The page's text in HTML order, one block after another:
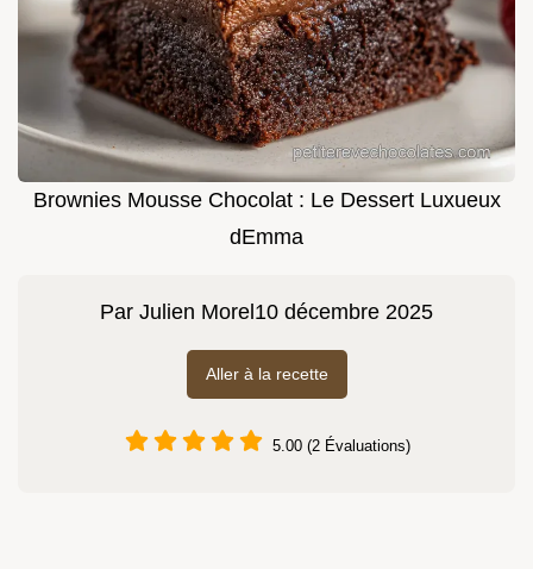
Brownies Mousse Chocolat : Le Dessert Luxueux
dEmma
Par Julien Morel 10 décembre 2025
Aller à la recette
5.00 (2 Évaluations)